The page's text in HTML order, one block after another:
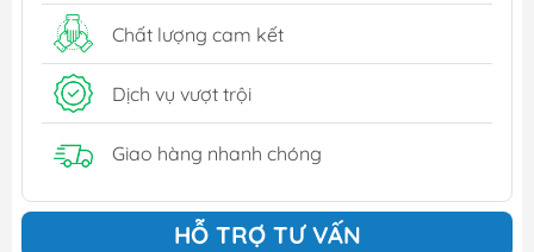
Chất lượng cam kết
Dịch vụ vượt trội
Giao hàng nhanh chóng
HỖ TRỢ TƯ VẤN